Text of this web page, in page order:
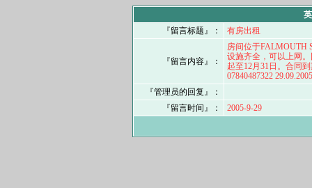
『留言标题』：
有房出租
『留言内容』：
房间位于FALMOUTH
设施齐全，可以上网
起至12月31日。合同
07840487322 29.09.2005
『管理员的回复』：
『留言时间』：
2005-9-29